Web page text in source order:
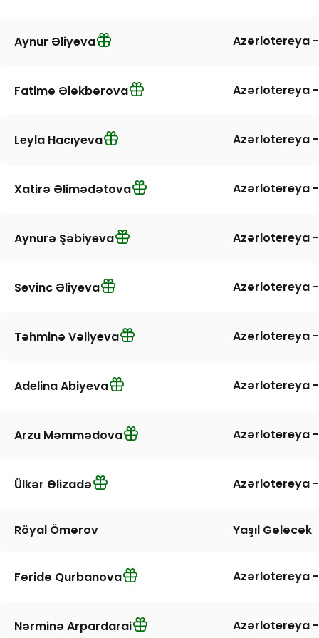
Aynur Əliyeva Azərlotereya
Fatimə Ələkbərova Azərlotereya
Leyla Hacıyeva Azərlotereya
Xatirə Əlimədətova Azərlotereya
Aynurə Şəbiyeva Azərlotereya
Sevinc Əliyeva Azərlotereya
Təhminə Vəliyeva Azərlotereya
Adelina Abiyeva Azərlotereya
Arzu Məmmədova Azərlotereya
Ülkər Əlizadə Azərlotereya
Röyal Ömərov Yaşıl Gələcək
Fəridə Qurbanova Azərlotereya
Nərminə Arpardarai Azərlotereya